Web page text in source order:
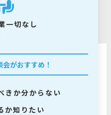
一切なし
がおすすめ！
きか分からない
か知りたい